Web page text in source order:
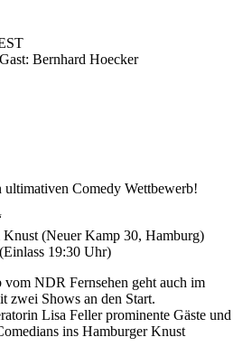
Bernhard Hoecker
ultimativen Comedy Wettbewerb!
(Neuer Kamp 30, Hamburg)
19:30 Uhr)
NDR Fernsehen geht auch im
zwei Shows an den Start.
Lisa Feller prominente Gäste und
ins Hamburger Knust